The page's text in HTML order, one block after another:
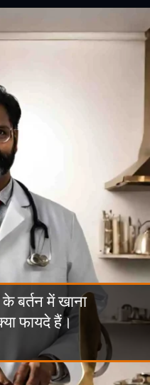
बर्तन में खाना
फायदे हैं।